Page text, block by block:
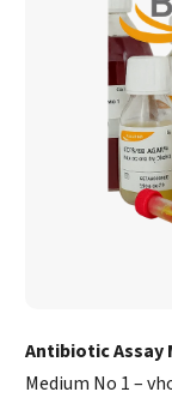
Antibiotic Assay
Medium No 1 –